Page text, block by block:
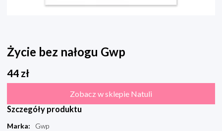
Życie bez nałogu Gwp
44 zł
Zobacz w sklepie Natuli
Szczegóły produktu
Marka:
Gwp